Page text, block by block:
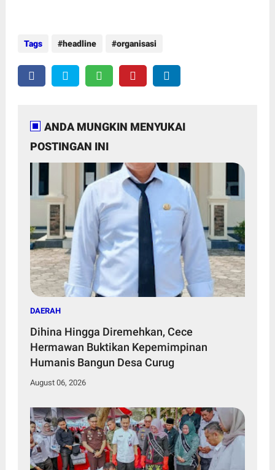
Tags headline organisasi
ANDA MUNGKIN MENYUKAI
POSTINGAN INI
DAERAH
Dihina Hingga Diremehkan, Cece
Hermawan Buktikan Kepemimpinan
Humanis Bangun Desa Curug
August 06, 2026